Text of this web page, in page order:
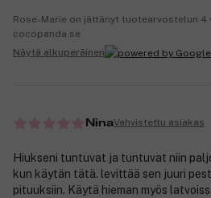
Rose-Marie on jättänyt tuotearvostelun 4
cocopanda.se
Näytä alkuperäinen
NinaVahvistettu asiakas
Hiukseni tuntuvat ja tuntuvat niin
kun käytän tätä. levittää sen juuri
pituuksiin. Käytä hieman myös